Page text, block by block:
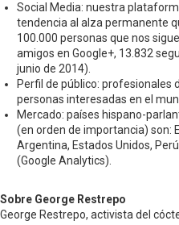
Social Media: nuestra
tendencia al alza permanente
100.000 personas que nos
amigos en Google+, 13.832
junio de 2014).
Perfil de público: profesionales
personas interesadas en el
Mercado: países hispano-
(en orden de importancia) son:
Argentina, Estados Unidos,
(Google Analytics).
Sobre George Restrepo
George Restrepo, activista del